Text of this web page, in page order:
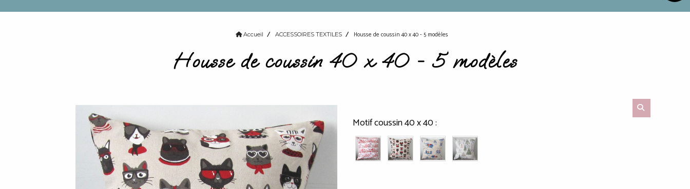
Accueil ACCESSOIRES TEXTILES Housse de coussin 40 x 40 - 5 modèles
Housse de coussin 40 x 40 - 5 modèles
Motif coussin 40 x 40 :